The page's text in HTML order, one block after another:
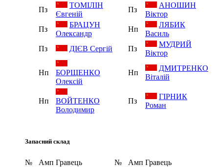
Пз
ТОМІЛІН
Євгеній
Пз
АНОШИН
Віктор
Пз
БРАЦУН
Олександр
Нп
ЛЯБИК
Василь
Пз
ДІЄВ Сергій Пз
МУДРИЙ
Віктор
Нп
БОРЩЕНКО
Олексій
Нп
ДМИТРЕНКО
Віталій
Нп
ВОЙТЕНКО
Володимир
Пз
ГІРНИК
Роман
Запасний склад
№ Амп Гравець № Амп Гравець